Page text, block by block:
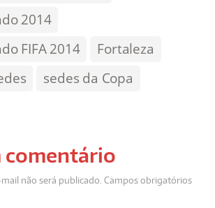
2014
FIFA 2014
Fortaleza
sedes da Copa
comentário
não será publicado. Campos obrigatórios